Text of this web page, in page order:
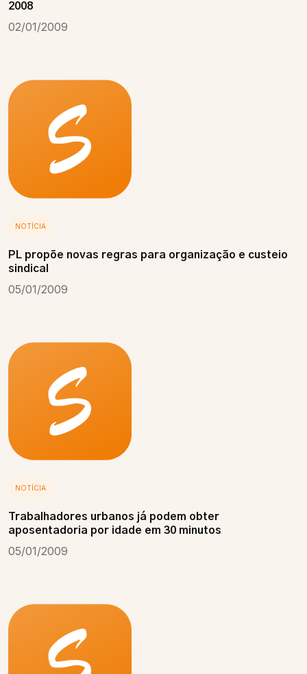
2008
02/01/2009
NOTÍCIA
PL propõe novas regras para organização e custeio
sindical
05/01/2009
NOTÍCIA
Trabalhadores urbanos já podem obter
aposentadoria por idade em 30 minutos
05/01/2009